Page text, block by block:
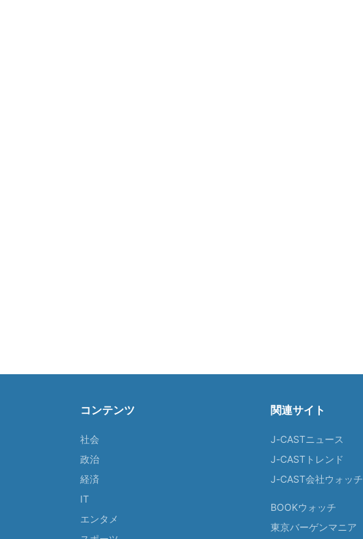
コンテンツ
社会
政治
経済
IT
エンタメ
関連サイト
J-CASTニュース
J-CASTトレンド
J-CAST会社ウォッチ
BOOKウォッチ
東京バーゲンマニア